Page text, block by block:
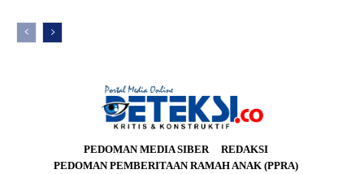
PEDOMAN MEDIA SIBER
REDAKSI
PEDOMAN PEMBERITAAN RAMAH ANAK (PPRA)